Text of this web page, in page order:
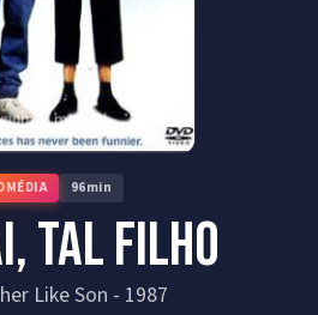
96min
Tal Filho
Like Son - 1987